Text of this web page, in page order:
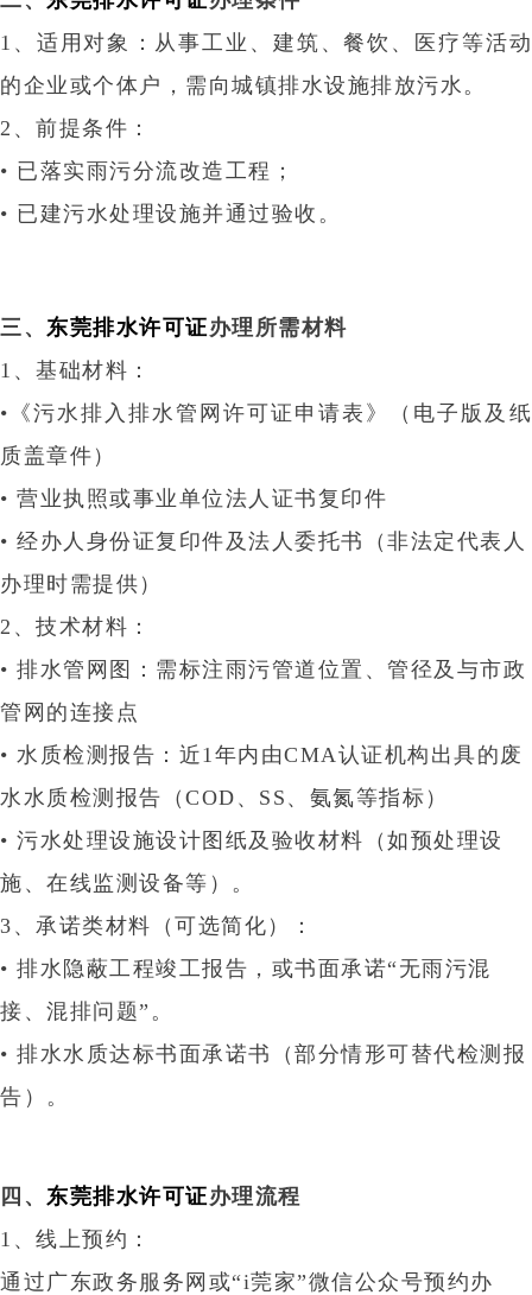
1、适用对象‌：从事工业、建筑、餐饮、医疗等活动
的企业或个体户，需向城镇排水设施排放污水‌。
2、前提条件‌：
• 已落实雨污分流改造工程‌；
• 已建污水处理设施并通过验收‌。
三、 东莞排水许可证办理所需材料‌
1、‌基础材料‌：
• 《污水排入排水管网许可证申请表》（电子版及纸
质盖章件）‌
• 营业执照或事业单位法人证书复印件‌
• 经办人身份证复印件及法人委托书（非法定代表人
办理时需提供）
2、‌技术材料‌：
•‌ 排水管网图‌：需标注雨污管道位置、管径及与市政
管网的连接点‌
•‌ 水质检测报告‌：近1年内由CMA认证机构出具的废
水水质检测报告（COD、SS、氨氮等指标）‌
• 污水处理设施设计图纸及验收材料（如预处理设
施、在线监测设备等） ‌。
3、‌承诺类材料（可选简化）‌：
• 排水隐蔽工程竣工报告，或书面承诺“无雨污混
接、混排问题”‌。
• 排水水质达标书面承诺书（部分情形可替代检测报
告） ‌。
‌四、 东莞排水许可证办理流程‌
1、‌线上预约‌：
通过广东政务服务网或“i莞家”微信公众号预约办